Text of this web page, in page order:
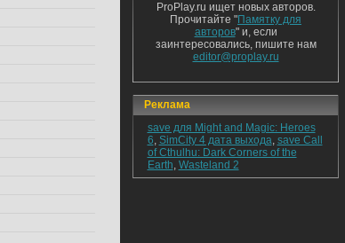
ProPlay.ru ищет новых авторов.
Прочитайте "Памятку для
авторов" и, если
заинтересовались, пишите нам
editor@proplay.ru
Реклама
save для Might and Magic: Heroes
6, SimCity 4 дата выхода, save Call
of Cthulhu: Dark Corners of the
Earth, Wasteland 2